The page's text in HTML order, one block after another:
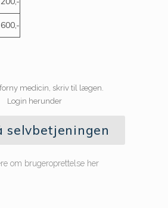
600,-
medicin, skriv til lægen.
Login herunder
selvbetjeningen
om brugeroprettelse her